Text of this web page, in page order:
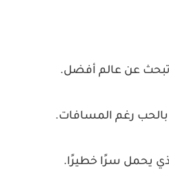
تبحث عن عالم أفضل.
رغم المسافات.
يحمل سرًا خطيرًا.